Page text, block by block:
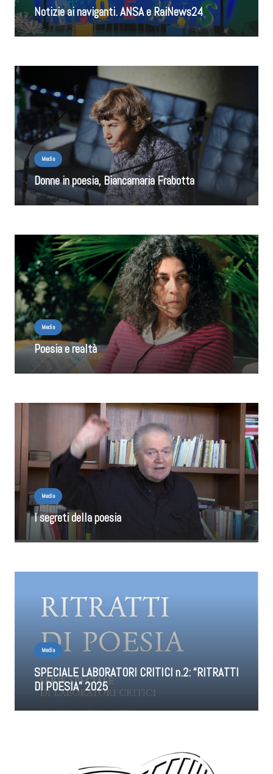
Notizie ai naviganti. ANSA e RaiNews24
Media
Donne in poesia, Biancamaria Frabotta
Media
Poesia e realtà
Media
I segreti della poesia
Media
SPECIALE LABORATORI CRITICI n.2: “RITRATTI
DI POESIA” 2025